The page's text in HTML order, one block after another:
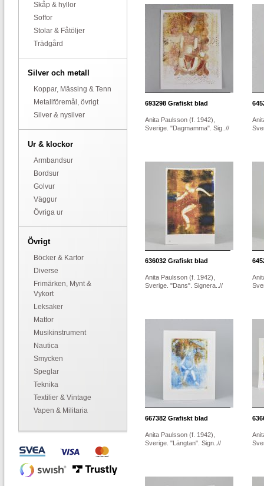
Skåp & hyllor
Soffor
Stolar & Fåtöljer
Trädgård
Silver och metall
Koppar, Mässing & Tenn
Metallföremål, övrigt
Silver & nysilver
Ur & klockor
Armbandsur
Bordsur
Golvur
Väggur
Övriga ur
Övrigt
Böcker & Kartor
Diverse
Frimärken, Mynt &
Vykort
Leksaker
Mattor
Musikinstrument
Nautica
Smycken
Speglar
Teknika
Textilier & Vintage
Vapen & Militaria
693298 Grafiskt blad
Anita Paulsson (f. 1942),
Sverige. "Dagmamma". Sig..//
636032 Grafiskt blad
Anita Paulsson (f. 1942),
Sverige. "Dans". Signera..//
667382 Grafiskt blad
Anita Paulsson (f. 1942),
Sverige. "Längtan". Sign..//